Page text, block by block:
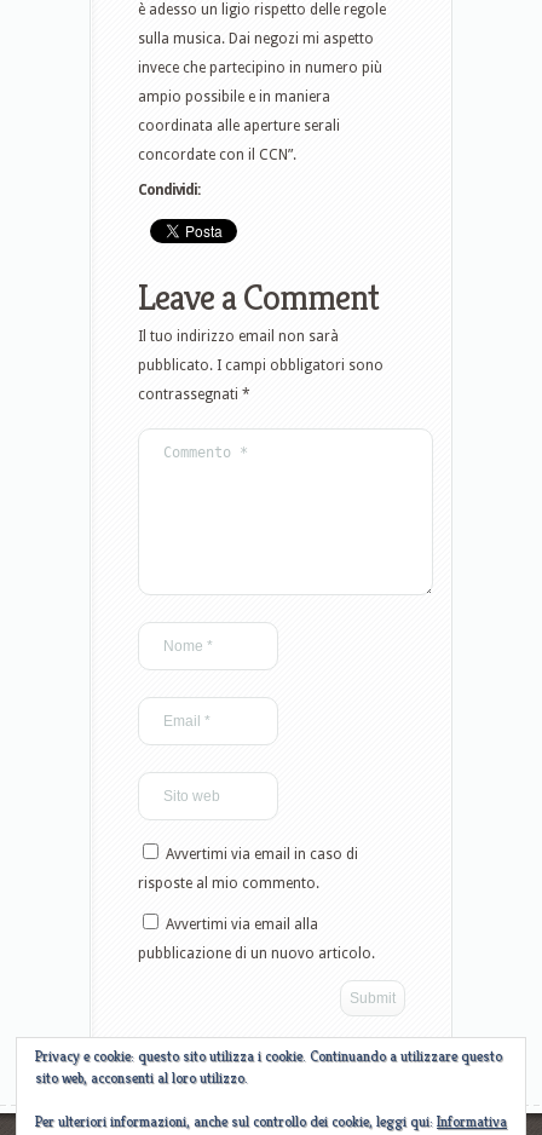
è adesso un ligio rispetto delle regole
sulla musica. Dai negozi mi aspetto
invece che partecipino in numero più
ampio possibile e in maniera
coordinata alle aperture serali
concordate con il CCN”.
Condividi:
Leave a Comment
Il tuo indirizzo email non sarà
pubblicato. I campi obbligatori sono
contrassegnati *
Avvertimi via email in caso di
risposte al mio commento.
Avvertimi via email alla
pubblicazione di un nuovo articolo.
Privacy e cookie: questo sito utilizza i cookie. Continuando a utilizzare questo
sito web, acconsenti al loro utilizzo.
Per ulteriori informazioni, anche sul controllo dei cookie, leggi qui: Informativa